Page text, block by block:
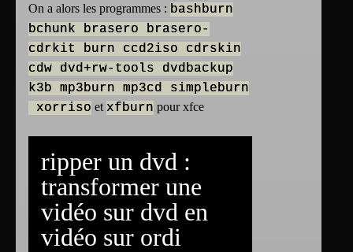
On a alors les programmes : bashburn
bchunk brasero brasero-
cdrkit burn ccd2iso cdrskin
cdw dvd+rw-tools dvdbackup
k3b mp3burn mp3cd simpleburn
xorriso et xfburn pour xfce
ripper un dvd :
transformer une
vidéo sur dvd en
vidéo sur ordi